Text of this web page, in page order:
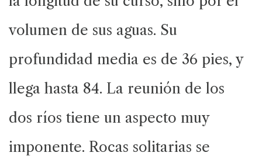
volumen de sus aguas. Su
profundidad media es de 36 pies, y
llega hasta 84. La reunión de los
dos ríos tiene un aspecto muy
imponente. Rocas solitarias se